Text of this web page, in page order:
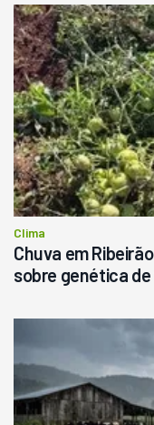
Clima
Chuva em
sobre genética